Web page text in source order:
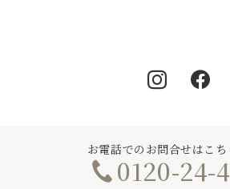
お電話でのお問合せはこち
0120-24-